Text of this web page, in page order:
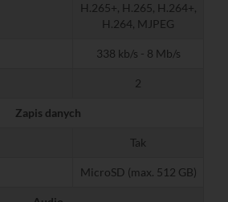
H.265+, H.265, H.264+,
H.264, MJPEG
338 kb/s - 8 Mb/s
2
Zapis danych
Tak
MicroSD (max. 512 GB)